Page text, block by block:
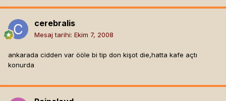
cerebralis
Mesaj tarihi: Ekim 7, 2008
ankarada cidden var ööle bi tip don kişot die,hatta kafe açtı
konurda